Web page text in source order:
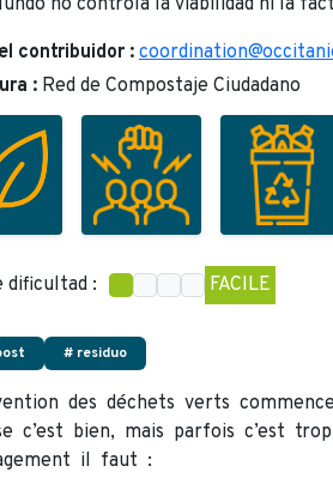
no controla la viabilidad ni la
contribuidor :
: Red de Compostaje Ciudadano
dificultad : FACILE
# residuo
des déchets verts
c’est bien, mais parfois c’est
il faut :